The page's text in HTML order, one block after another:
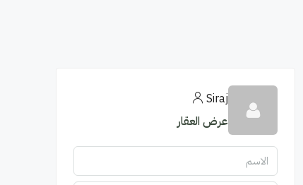
Siraj
عرض العقار